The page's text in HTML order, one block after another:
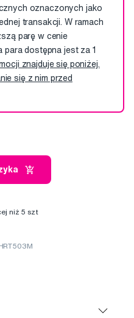
oznaczonych jako
transakcji. W ramach
parę w cenie
para dostępna jest za 1
znajduje się poniżej.
się z nim przed
niż 5 szt